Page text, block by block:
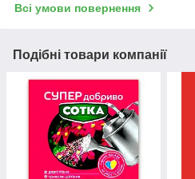
Всі умови повернення
Подібні товари компанії